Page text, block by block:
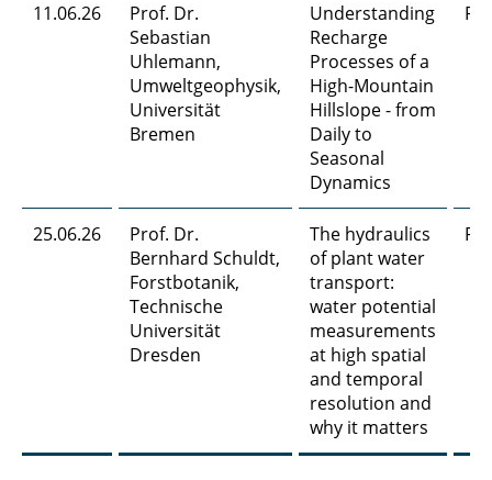
11.06.26
Prof. Dr.
Sebastian
Uhlemann,
Umweltgeophysik,
Universität
Bremen
Understanding
Recharge
Processes of a
High-Mountain
Hillslope - from
Daily to
Seasonal
Dynamics
25.06.26
Prof. Dr.
Bernhard Schuldt,
Forstbotanik,
Technische
Universität
Dresden
The hydraulics
of plant water
transport:
water potential
measurements
at high spatial
and temporal
resolution and
why it matters